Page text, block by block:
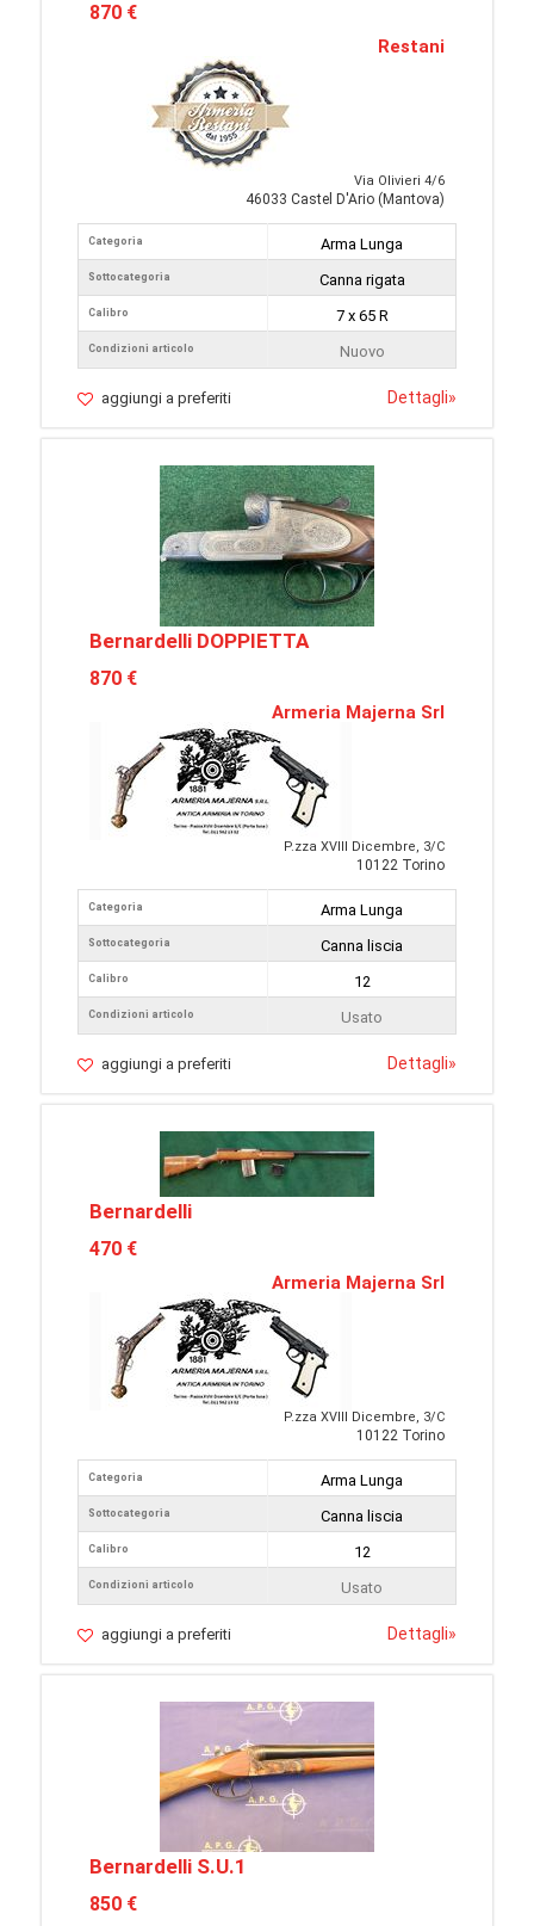
870 €
Restani
Via Olivieri 4/6
46033 Castel D'Ario (Mantova)
Categoria
Sottocategoria
Calibro
Condizioni articolo
Arma Lunga
Canna rigata
7 x 65 R
Nuovo
aggiungi a preferiti Dettagli»
Bernardelli DOPPIETTA
870 €
Armeria Majerna Srl
P.zza XVIII Dicembre, 3/C
10122 Torino
Categoria
Sottocategoria
Calibro
Condizioni articolo
Arma Lunga
Canna liscia
12
Usato
aggiungi a preferiti Dettagli»
Bernardelli
470 €
Armeria Majerna Srl
P.zza XVIII Dicembre, 3/C
10122 Torino
Categoria
Sottocategoria
Calibro
Condizioni articolo
Arma Lunga
Canna liscia
12
Usato
aggiungi a preferiti Dettagli»
Bernardelli S.U.1
850 €